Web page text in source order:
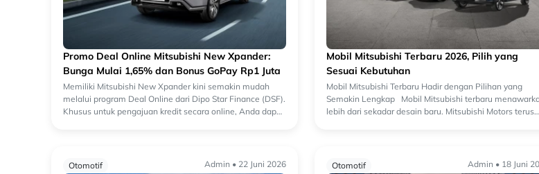
Promo Deal Online Mitsubishi New Xpander:
Bunga Mulai 1,65% dan Bonus GoPay Rp1 Juta
Memiliki Mitsubishi New Xpander kini semakin mudah
melalui program Deal Online dari Dipo Star Finance (DSF).
Khusus untuk pengajuan kredit secara online, Anda dapat
Mobil Mitsubishi Terbaru 2026, Pilih yang
Sesuai Kebutuhan
Mobil Mitsubishi Terbaru Hadir dengan Pilihan yang
Semakin Lengkap Mobil Mitsubishi terbaru
lebih dari sekadar desain baru. Mitsubishi Motors terus
Otomotif Admin • 22 Juni 2026 Otomotif Admin • 18 Juni